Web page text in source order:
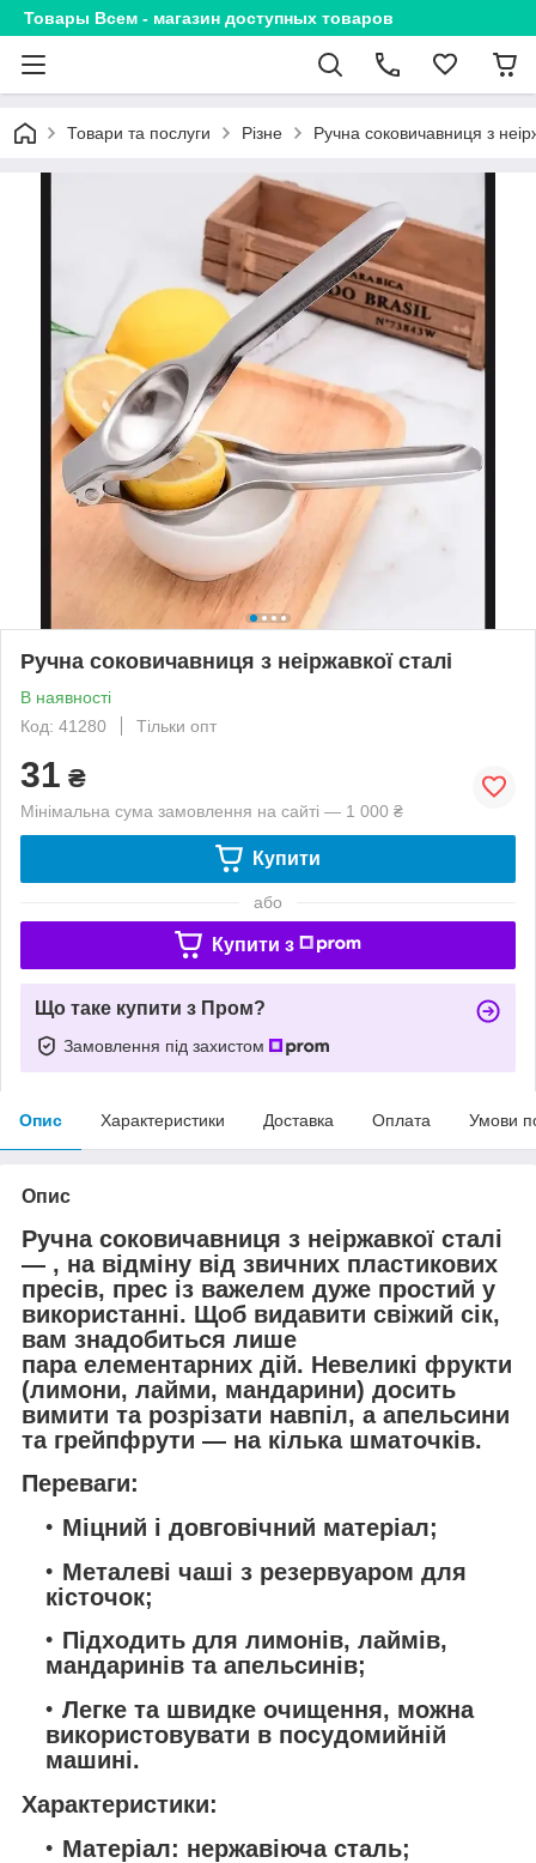
Товары Всем - магазин доступных товаров
Товари та послуги Різне Ручна соковичавниця з
Ручна соковичавниця з неіржавкої сталі
В наявності
Код: 41280
Тільки опт
31 ₴
Мінімальна сума замовлення на сайті — 1 000 ₴
Купити
або
Купити з
Що таке купити з Пром?
Замовлення під захистом
Опис Характеристики Доставка Оплата Умови
Опис
Ручна соковичавниця з неіржавкої сталі
— , на відміну від звичних пластикових
пресів, прес із важелем дуже простий у
використанні. Щоб видавити свіжий сік,
вам знадобиться лише
пара елементарних дій. Невеликі фрукти
(лимони, лайми, мандарини) досить
вимити та розрізати навпіл, а апельсини
та грейпфрути — на кілька шматочків.
Переваги:
Міцний і довговічний матеріал;
Металеві чаші з резервуаром для
кісточок;
Підходить для лимонів, лаймів,
мандаринів та апельсинів;
Легке та швидке очищення, можна
використовувати в посудомийній
машині.
Характеристики:
Матеріал: нержавіюча сталь;